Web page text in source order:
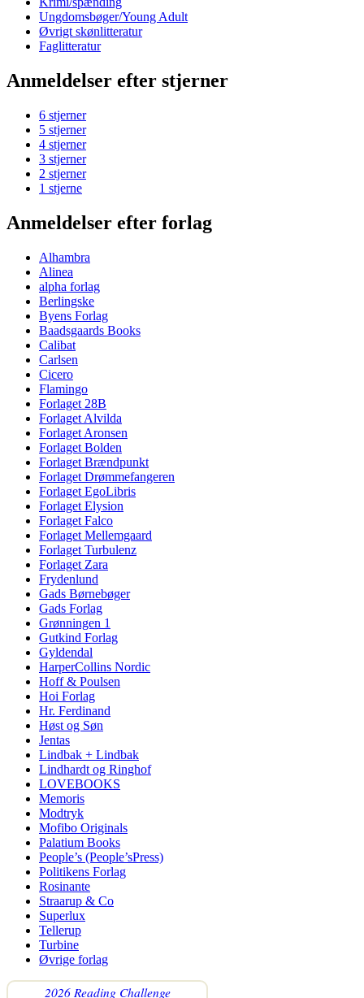
Ungdomsbøger/Young Adult
Øvrigt skønlitteratur
Faglitteratur
Anmeldelser efter stjerner
6 stjerner
5 stjerner
4 stjerner
3 stjerner
2 stjerner
1 stjerne
Anmeldelser efter forlag
Alhambra
Alinea
alpha forlag
Berlingske
Byens Forlag
Baadsgaards Books
Calibat
Carlsen
Cicero
Flamingo
Forlaget 28B
Forlaget Alvilda
Forlaget Aronsen
Forlaget Bolden
Forlaget Brændpunkt
Forlaget Drømmefangeren
Forlaget EgoLibris
Forlaget Elysion
Forlaget Falco
Forlaget Mellemgaard
Forlaget Turbulenz
Forlaget Zara
Frydenlund
Gads Børnebøger
Gads Forlag
Grønningen 1
Gutkind Forlag
Gyldendal
HarperCollins Nordic
Hoff & Poulsen
Hoi Forlag
Hr. Ferdinand
Høst og Søn
Jentas
Lindbak + Lindbak
Lindhardt og Ringhof
LOVEBOOKS
Memoris
Modtryk
Mofibo Originals
Palatium Books
People’s (People’sPress)
Politikens Forlag
Rosinante
Straarup & Co
Superlux
Tellerup
Turbine
Øvrige forlag
2026 Reading Challenge